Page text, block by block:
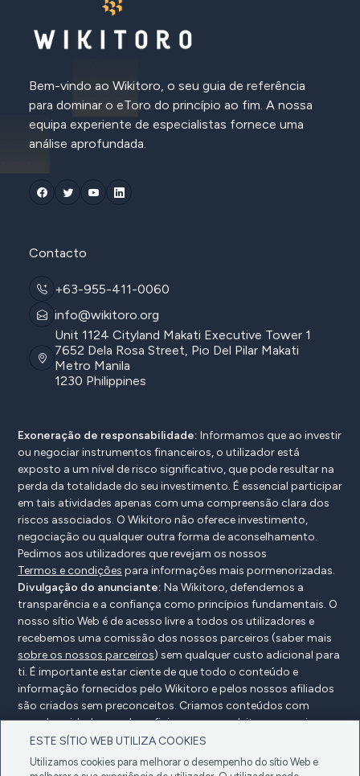
ESTE SÍTIO WEB UTILIZA COOKIES
Utilizamos cookies para melhorar o desempenho do sítio Web e
Bem-vindo ao Wikitoro, o seu guia de referência
para dominar o eToro do princípio ao fim. A nossa
equipa experiente de especialistas fornece uma
análise aprofundada.
Contacto
+63-955-411-0060
info@wikitoro.org
Unit 1124 Cityland Makati Executive Tower 1
7652 Dela Rosa Street, Pio Del Pilar Makati
Metro Manila
1230 Philippines
Exoneração de responsabilidade: Informamos que ao investir
ou negociar instrumentos financeiros, o utilizador está
exposto a um nível de risco significativo, que pode resultar na
perda da totalidade do seu investimento. É essencial participar
em tais atividades apenas com uma compreensão clara dos
riscos associados. O Wikitoro não oferece investimento,
negociação ou qualquer outra forma de aconselhamento.
Pedimos aos utilizadores que revejam os nossos
Termos e condições para informações mais pormenorizadas.
Divulgação do anunciante: Na Wikitoro, defendemos a
transparência e a confiança como princípios fundamentais. O
nosso sítio Web é de acesso livre a todos os utilizadores e
recebemos uma comissão dos nossos parceiros (saber mais
sobre os nossos parceiros) sem qualquer custo adicional para
ti. É importante estar ciente de que todo o conteúdo e
informação fornecidos pelo Wikitoro e pelos nossos afiliados
são criados sem preconceitos. Criamos conteúdos com
grande cuidado para beneficiar os nossos leitores e, mais
importante, não são influenciados por quaisquer acordos de
compensação com os nossos parceiros.